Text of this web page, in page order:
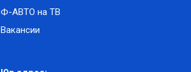
Ф-АВТО на ТВ
Вакансии